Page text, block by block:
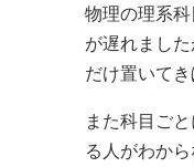
物理の理系
が遅れまし
だけ置いて
また科目ご
る人がわか